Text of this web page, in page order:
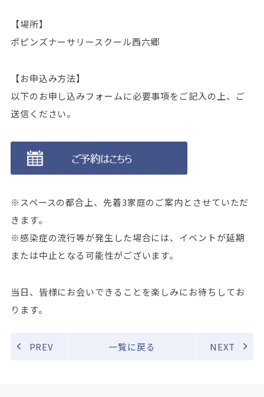
【場所】
ポピンズナーサリースクール西六郷
【お申込み方法】
以下のお申し込みフォームに必要事項をご記入の上、ご
送信ください。
※スペースの都合上、先着3家庭のご案内とさせていただ
きます。
※感染症の流行等が発生した場合には、イベントが延期
または中止となる可能性がございます。
当日、皆様にお会いできることを楽しみにお待ちしてお
ります。
PREV 一覧に戻る NEXT